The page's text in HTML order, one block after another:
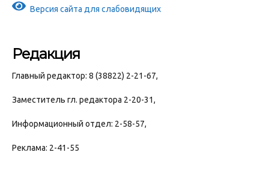
Версия сайта для слабовидящих
Редакция
Главный редактор: 8 (38822) 2-21-67,
Заместитель гл. редактора 2-20-31,
Информационный отдел: 2-58-57,
Реклама: 2-41-55